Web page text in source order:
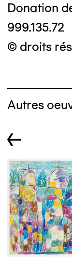
Donation
999.135.72
© droits
Autres
←